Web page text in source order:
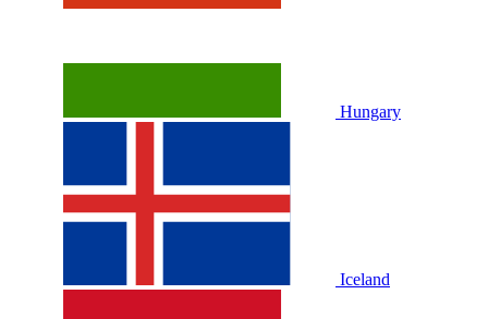
Hungary
Iceland